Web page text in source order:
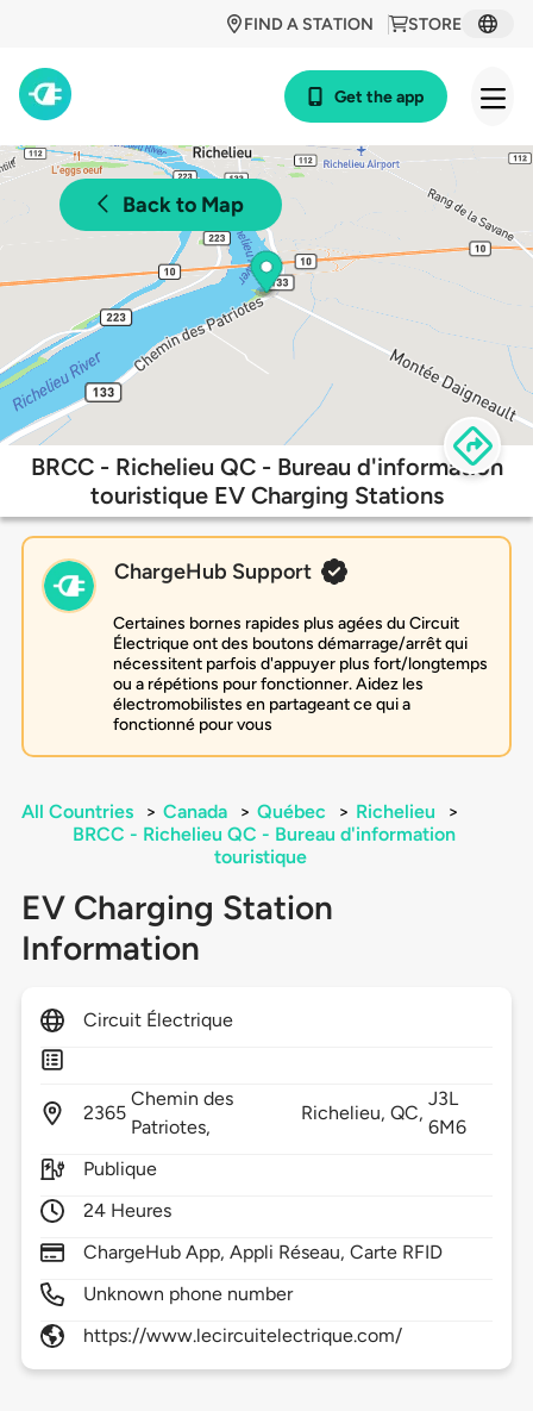
STORE
FIND A STATION
Get the app
Back to Map
BRCC - Richelieu QC - Bureau d'information
touristique EV Charging Stations
ChargeHub Support
Certaines bornes rapides plus agées du Circuit
Électrique ont des boutons démarrage/arrêt qui
nécessitent parfois d'appuyer plus fort/longtemps
ou a répétions pour fonctionner. Aidez les
électromobilistes en partageant ce qui a
fonctionné pour vous
All Countries > Canada > Québec > Richelieu
>
BRCC - Richelieu QC - Bureau d'information
touristique
EV Charging Station
Information
Circuit Électrique
2365
Chemin des
Patriotes,
Richelieu, QC,
J3L
6M6
Publique
24 Heures
ChargeHub App, Appli Réseau, Carte RFID
Unknown phone number
https://www.lecircuitelectrique.com/